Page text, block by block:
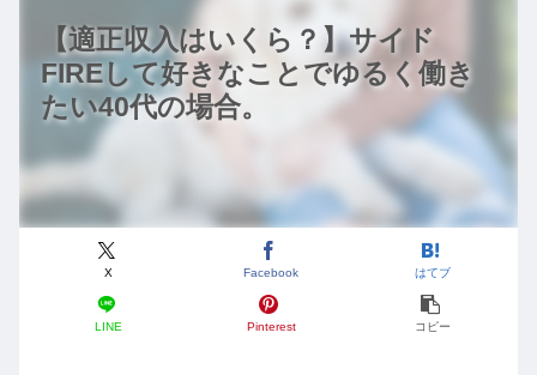
【適正収入はいくら？】サイド
FIREして好きなことでゆるく働き
たい40代の場合。
X Facebook はてブ
LINE Pinterest コピー